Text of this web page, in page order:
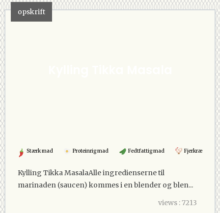
opskrift
Stærk mad Proteinrig mad Fedtfattig mad Fjerkræ
Kylling Tikka MasalaAlle ingredienserne til
marinaden (saucen) kommes i en blender og blen...
views : 7213